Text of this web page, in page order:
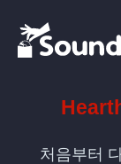
처음부터